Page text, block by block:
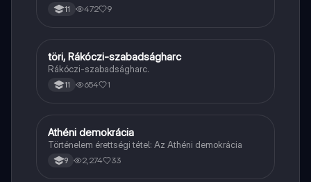
11 472 9
Töri
töri, Rákóczi-szabadságharc
Rákóczi-szabadságharc.
11 654 1
Töri
Athéni demokrácia
Történelem érettségi tétel: Az Athéni demokrácia
9 2,274 33